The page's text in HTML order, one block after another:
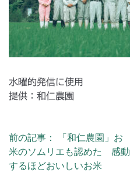
水曜的発信に使用
提供：和仁農園
投稿ナビゲーション
前の記事： 「和仁農園」お
米のソムリエも認めた 感動
するほどおいしいお米